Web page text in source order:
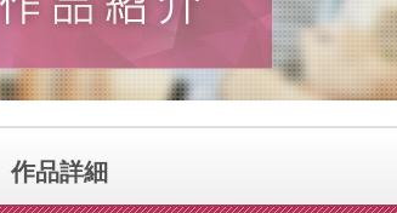
作品詳細